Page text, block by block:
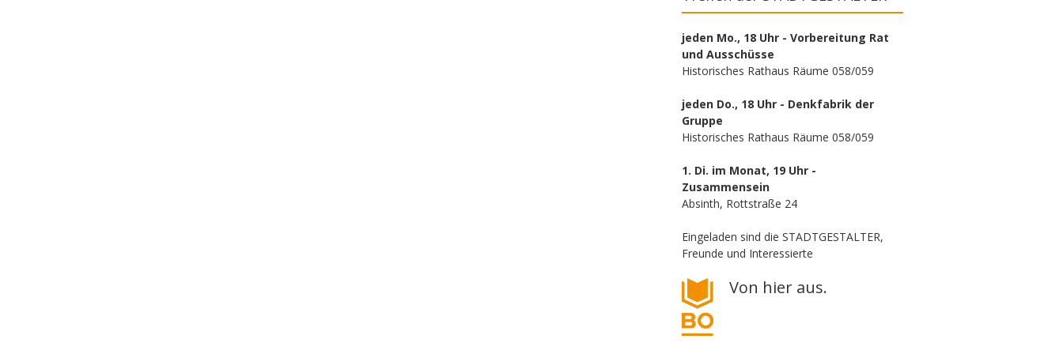
jeden Mo., 18 Uhr - Vorbereitung Rat
und Ausschüsse
Historisches Rathaus Räume 058/059
jeden Do., 18 Uhr - Denkfabrik der
Gruppe
Historisches Rathaus Räume 058/059
1. Di. im Monat, 19 Uhr -
Zusammensein
Absinth, Rottstraße 24
Eingeladen sind die STADTGESTALTER,
Freunde und Interessierte
Von hier aus.